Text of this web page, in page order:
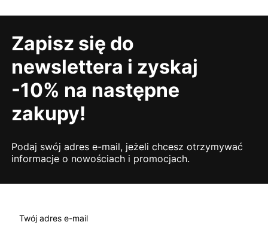
Zapisz się do
newslettera i zyskaj
-10% na następne
zakupy!
Podaj swój adres e-mail, jeżeli chcesz otrzymywać
informacje o nowościach i promocjach.
Twój adres e-mail